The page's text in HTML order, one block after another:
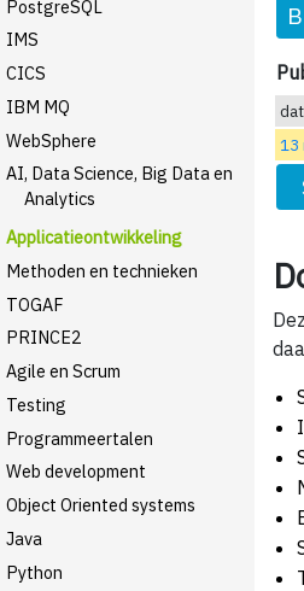
PostgreSQL
IMS
CICS
IBM MQ
WebSphere
AI, Data Science, Big Data en
Analytics
Applicatieontwikkeling
Methoden en technieken
TOGAF
PRINCE2
Agile en Scrum
Testing
Programmeertalen
Web development
Object Oriented systems
Java
Python
13